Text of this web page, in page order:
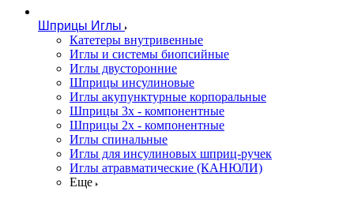
Шприцы Иглы
Катетеры внутривенные
Иглы и системы биопсийные
Иглы двусторонние
Шприцы инсулиновые
Иглы акупунктурные корпоральные
Шприцы 3х - компонентные
Шприцы 2х - компонентные
Иглы спинальные
Иглы для инсулиновых шприц-ручек
Иглы атравматические (КАНЮЛИ)
Еще